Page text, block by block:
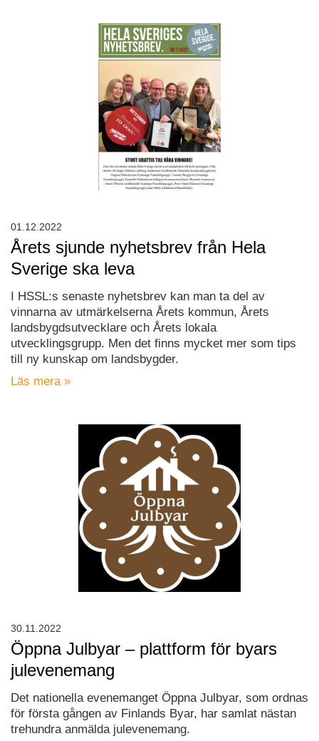
Årets sjunde nyhetsbrev från Hela
Sverige ska leva
I HSSL:s senaste nyhetsbrev kan man ta del av
vinnarna av utmärkelserna Årets kommun, Årets
landsbygdsutvecklare och Årets lokala
utvecklingsgrupp. Men det finns mycket mer som tips
till ny kunskap om landsbygder.
Läs mera »
01.12.2022
Öppna Julbyar – plattform för byars
julevenemang
Det nationella evenemanget Öppna Julbyar, som ordnas
för första gången av Finlands Byar, har samlat nästan
trehundra anmälda julevenemang.
30.11.2022